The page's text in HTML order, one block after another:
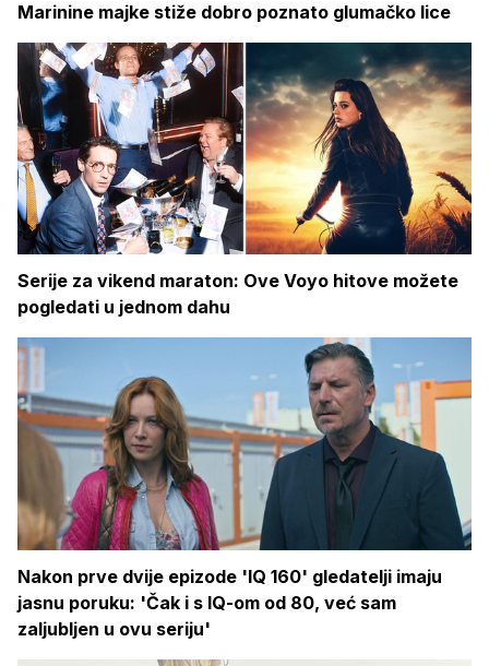
Marinine majke stiže dobro poznato glumačko lice
Serije za vikend maraton: Ove Voyo hitove možete
pogledati u jednom dahu
Nakon prve dvije epizode 'IQ 160' gledatelji imaju
jasnu poruku: 'Čak i s IQ-om od 80, već sam
zaljubljen u ovu seriju'